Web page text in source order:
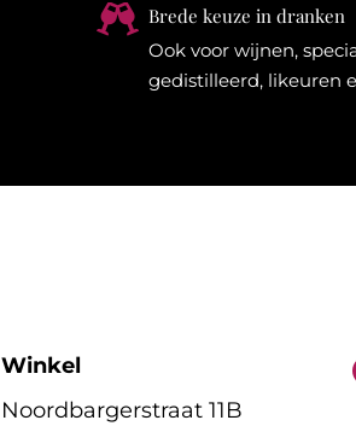
 Brede keuze in dranken
Ook voor wijnen,
gedistilleerd, likeuren
Winkel
Noordbargerstraat 11B